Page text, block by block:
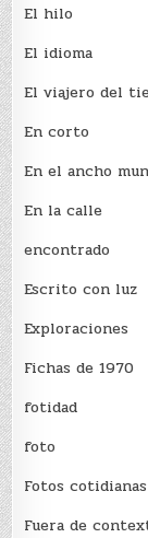
El hilo
El idioma
El viajero del
En corto
En el ancho
En la calle
encontrado
Escrito con luz
Exploraciones
Fichas de 1970
fotidad
foto
Fotos cotidianas
Fuera de